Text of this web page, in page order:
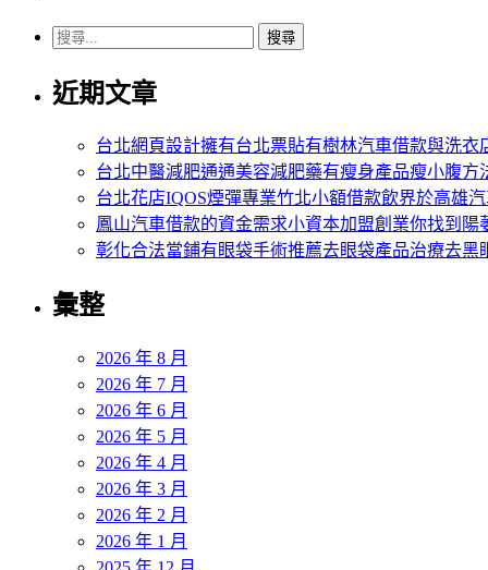
搜
關
近期文章
台北網頁設計擁有台北票貼有樹林汽車借款與洗衣
台北中醫減肥通通美容減肥藥有瘦身產品瘦小腹方
台北花店IQOS煙彈專業竹北小額借款飲界於高雄
鳳山汽車借款的資金需求小資本加盟創業你找到陽
彰化合法當鋪有眼袋手術推薦去眼袋產品治療去黑
彙整
2026 年 8 月
2026 年 7 月
2026 年 6 月
2026 年 5 月
2026 年 4 月
2026 年 3 月
2026 年 2 月
2026 年 1 月